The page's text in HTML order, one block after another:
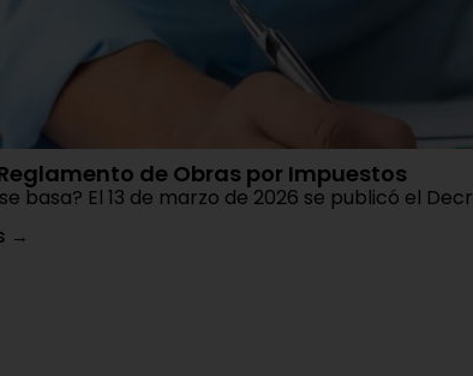
de Obras por Impuestos
basa? El 13 de marzo de 2026 se publicó el
→